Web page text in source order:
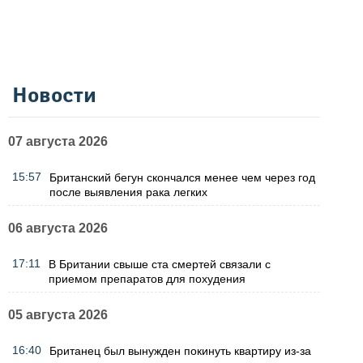
Новости
07 августа 2026
15:57
Британский бегун скончался менее чем через год
после выявления рака легких
06 августа 2026
17:11
В Британии свыше ста смертей связали с
приемом препаратов для похудения
05 августа 2026
16:40
Британец был вынужден покинуть квартиру из-за